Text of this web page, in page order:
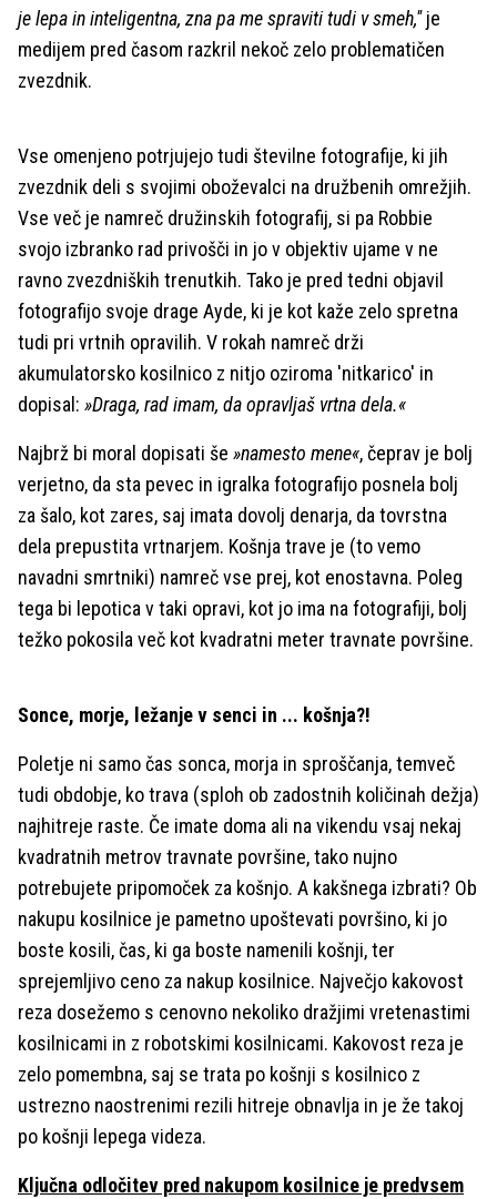
je lepa in inteligentna, zna pa me spraviti tudi v smeh,''je
medijem pred časom razkril nekoč zelo problematičen
zvezdnik.
Vse omenjeno potrjujejo tudi številne fotografije, ki jih
zvezdnik deli s svojimi oboževalci na družbenih omrežjih.
Vse več je namreč družinskih fotografij, si pa Robbie
svojo izbranko rad privošči in jo v objektiv ujame v ne
ravno zvezdniških trenutkih. Tako je pred tedni objavil
fotografijo svoje drage Ayde, ki je kot kaže zelo spretna
tudi pri vrtnih opravilih. V rokah namreč drži
akumulatorsko kosilnico z nitjo oziroma 'nitkarico' in
dopisal: »Draga, rad imam, da opravljaš vrtna dela.«
Najbrž bi moral dopisati še »namesto mene«, čeprav je bolj
verjetno, da sta pevec in igralka fotografijo posnela bolj
za šalo, kot zares, saj imata dovolj denarja, da tovrstna
dela prepustita vrtnarjem. Košnja trave je (to vemo
navadni smrtniki) namreč vse prej, kot enostavna. Poleg
tega bi lepotica v taki opravi, kot jo ima na fotografiji, bolj
težko pokosila več kot kvadratni meter travnate površine.
Sonce, morje, ležanje v senci in ... košnja?!
Poletje ni samo čas sonca, morja in sproščanja, temveč
tudi obdobje, ko trava (sploh ob zadostnih količinah dežja)
najhitreje raste. Če imate doma ali na vikendu vsaj nekaj
kvadratnih metrov travnate površine, tako nujno
potrebujete pripomoček za košnjo. A kakšnega izbrati? Ob
nakupu kosilnice je pametno upoštevati površino, ki jo
boste kosili, čas, ki ga boste namenili košnji, ter
sprejemljivo ceno za nakup kosilnice. Največjo kakovost
reza dosežemo s cenovno nekoliko dražjimi vretenastimi
kosilnicami in z robotskimi kosilnicami. Kakovost reza je
zelo pomembna, saj se trata po košnji s kosilnico z
ustrezno naostrenimi rezili hitreje obnavlja in je že takoj
po košnji lepega videza.
Ključna odločitev pred nakupom kosilnice je predvsem